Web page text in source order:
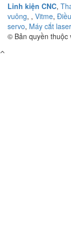
Linh kiện CNC,
vuông, , Vitme,
servo, Máy cắt laser
© Bản quyền thuộc